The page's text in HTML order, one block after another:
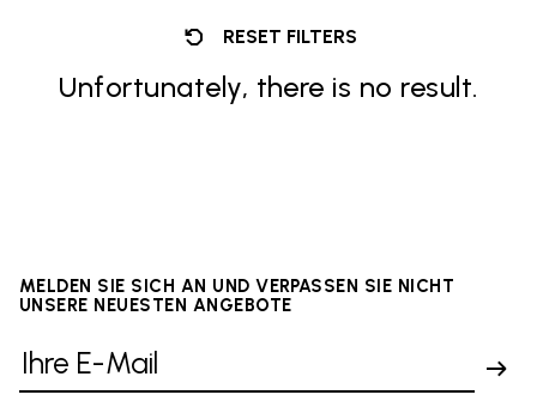
RESET FILTERS
Unfortunately, there is no result.
MELDEN SIE SICH AN UND VERPASSEN SIE NICHT
UNSERE NEUESTEN ANGEBOTE